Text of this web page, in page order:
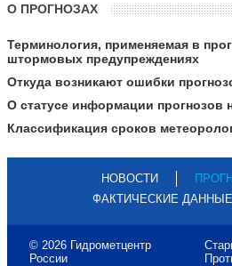
О ПРОГНОЗАХ
Терминология, применяемая в
штормовых предупреждениях
Откуда возникают ошибки
О статусе информации прогнозов
Классификация сроков
НОВОСТИ
ФАКТИЧЕСКИЕ ДАННЫЕ
© 2026 Гидрометцентр
России